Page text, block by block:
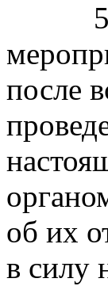
5.В
после
об их
в силу